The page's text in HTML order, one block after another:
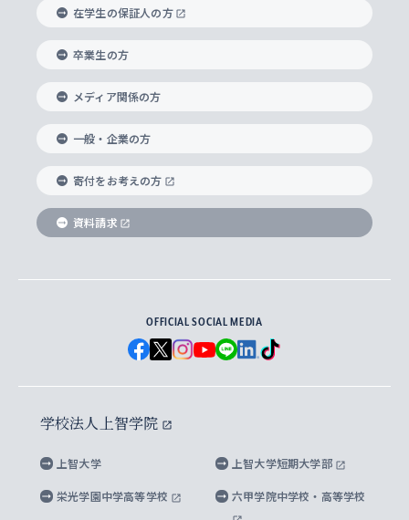
外国語学部
総合グローバル学部
国際教養学部
理工学部
Futures） – 持続可能な未来を考える６学科連携
思考と表現
データサイエンス
上智大学で学ぶ
海外で学ぶ
大学院
神学研究科
実践宗教学研究科
総合人間科学研究科
経済学研究科
グローバル・スタディーズ研究科
助産学専攻科
生涯学習
グローバル・コンサーン研究所
比較文化研究所
ヨーロッパ研究所
アジア文化研究所
アメリカ・カナダ研究所
メディア・ジャーナリズム研究所
水稀少社会研究センター
先進機械・構造材料イノベーションセンター
重点領域研究・自由課題研究
研究活動に関する法令・研究費の使用について
心身の健康相談
ハラスメント防止の取り組み
障がいのある学生への支援
キャリア形成サポート
キャリア形成支援プログラム
就職（内定先）・進路統計
企業の採用ご担当者様へのご案内
住まいのサポート
研究生・外国人特別研究生・国費留学生
交換留学生(海外大学から上智大学で学ぶ)
ノンディグリー生
Sophia Short-term Program受講生
学費・奨学金
学部入学前に出願する奨学金
国による高等教育の修学支援新制度
大学院生対象の奨学金
海外留学する際の費用と奨学金
上智大学の理念
上智大学の沿革
ソフィア・アーカイブズ
上智大学とカトリック
グローバルエンゲージメント
上智大学を訪れた世界の知性
国連Weeks・アフリカWeeks
ダイバーシティ＆サステナビリティへの取り組み
上智大学公式ソーシャルメディア
学校法人上智学院について
数字で見る上智大学
上智大学のネットワーク
父母・保証人とのネットワーク
学外とのネットワーク
上智大学の出版物
上智大学大学案内・大学院案内
英文広報誌 SOPHIA magazine
上智大学のビジュアル・アイデンティティ
上智大学ビジュアル・アイデンティティ
上智大学校歌 ・上智大学学生歌
上智大学への取材・キャンパスでの撮影について
上智大学の公開情報
上智大学の教育研究活動等の情報公表
キャンパス案内
在学生の保証人の方
卒業生の方
メディア関係の方
一般・企業の方
寄付をお考えの方
資料請求
OFFICIAL SOCIAL MEDIA
学校法人上智学院
上智大学 上智大学短期大学部
栄光学園中学高等学校 六甲学院中学校・高等学校